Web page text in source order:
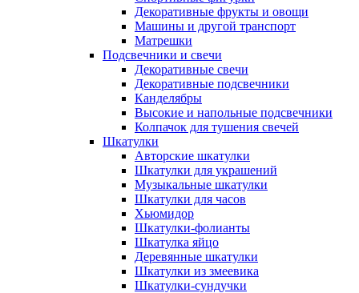
Декоративные фрукты и овощи
Машины и другой транспорт
Матрешки
Подсвечники и свечи
Декоративные свечи
Декоративные подсвечники
Канделябры
Высокие и напольные подсвечники
Колпачок для тушения свечей
Шкатулки
Авторские шкатулки
Шкатулки для украшений
Музыкальные шкатулки
Шкатулки для часов
Хьюмидор
Шкатулки-фолианты
Шкатулка яйцо
Деревянные шкатулки
Шкатулки из змеевика
Шкатулки-сундучки